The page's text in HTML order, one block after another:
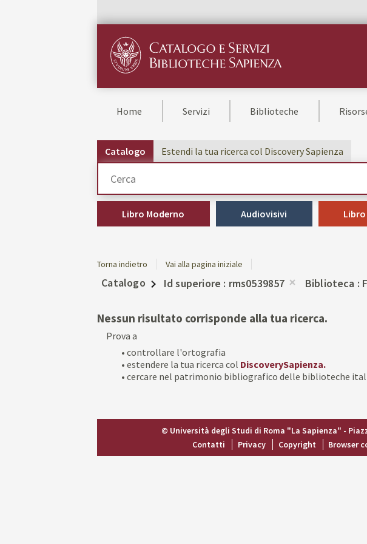
Home Servizi Biblioteche
Catalogo Estendi la tua ricerca col Discovery Sapienza
Libro Moderno Audiovisivi
Torna indietro Vai alla pagina iniziale
Catalogo Id superiore
rms0539857
dalla
ricerca
Biblioteca
Nessun risultato corrisponde alla tua ricerca.
Prova a
• controllare l'ortografia
• estendere la tua ricerca col DiscoverySapienza.
• cercare nel patrimonio bibliografico delle biblioteche
© Università degli Studi di Roma "La Sapienza" -
Contatti
Privacy Copyright Browser